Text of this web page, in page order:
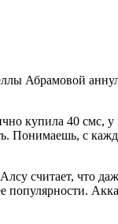
Абрамовой
купила 40 смс,
Понимаешь, с
считает, что
популярности.